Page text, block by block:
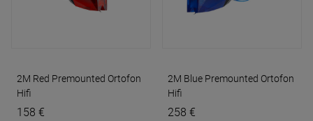
2M Red Premounted Ortofon
Hifi
158 €
2M Blue Premounted Ortofon
Hifi
258 €